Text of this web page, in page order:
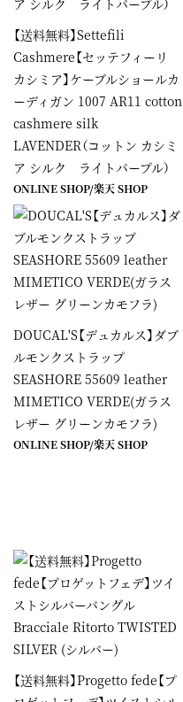
【送料無料】Settefili
Cashmere【セッテフィーリ
カシミア】ケーブルショールカ
ーディガン 1007 AR11 cotton
cashmere silk
LAVENDER（コットン カシミ
ア シルク ライトパープル）
ONLINE SHOP/楽天 SHOP
DOUCAL'S【デュカルス】ダブ
ルモンクストラップ
SEASHORE 55609 leather
MIMETICO VERDE(ガラス
レザー グリーンカモフラ)
ONLINE SHOP/楽天 SHOP
【送料無料】Progetto fede【プ